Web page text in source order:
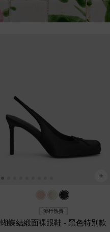
流行熱賣
蝴蝶結緞面裸跟鞋 - 黑色特別款